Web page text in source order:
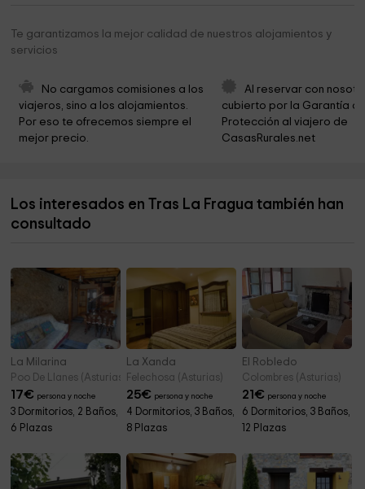
Iglesia de Santa María de los Ángeles de Prio 3,7 km
Ayuntamiento de Val de San Vicente 4,5 km
"Trascudia".SENDA FLUVIAL NANSA (Inicio) 4,6 km
Cueva de La Loja
Te garantizamos la mejor calidad de nuestros alojamientos y
servicios
No cargamos comisiones a los
viajeros, sino a los alojamientos.
Por eso te ofrecemos siempre el
mejor precio.
Al reservar con
cubierto por la Garantía
Protección al viajero de
CasasRurales.net
Los interesados en Tras La Fragua también han
consultado
La Milarina
Poo De Llanes (Asturias)
17€ persona y noche
3 Dormitorios, 2 Baños,
6 Plazas
La Xanda
Felechosa (Asturias)
25€ persona y noche
4 Dormitorios, 3 Baños,
8 Plazas
El Robledo
Colombres (Asturias)
21€ persona y noche
6 Dormitorios, 3 Baños,
12 Plazas